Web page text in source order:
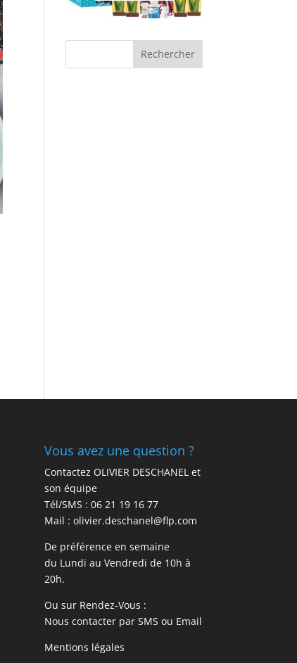
Vous avez une question ?
Contactez OLIVIER DESCHANEL et
son équipe
Tél/SMS :06 21 19 16 77
Mail :olivier.deschanel@flp.com
De préférence en semaine
du Lundi au Vendredi de 10h à
20h.
Ou sur Rendez-Vous :
Nous contacter parSMS ou Email
Mentions légales